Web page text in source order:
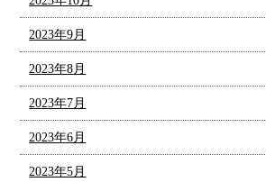
2023年9月
2023年8月
2023年7月
2023年6月
2023年5月